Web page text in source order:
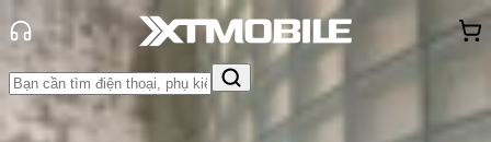
Trang chủ